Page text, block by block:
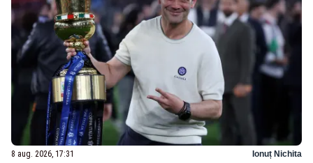
8 aug. 2026, 17:31 Ionuț Nichita